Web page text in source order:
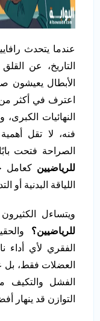
عندما يتحدث
التاريخ، عن
الأبطال يعيشون
اعترف في أكثر من
النهائيات
فنه، لا تقل
الصراحة فتحت
للرياضيين كعامل
اللياقة البدنية أو
ويتساءل
للرياضيين؟
الفقري لأي أداء
العضلات فقط، بل
الفشل والتكيف
التوازن قد ينهار